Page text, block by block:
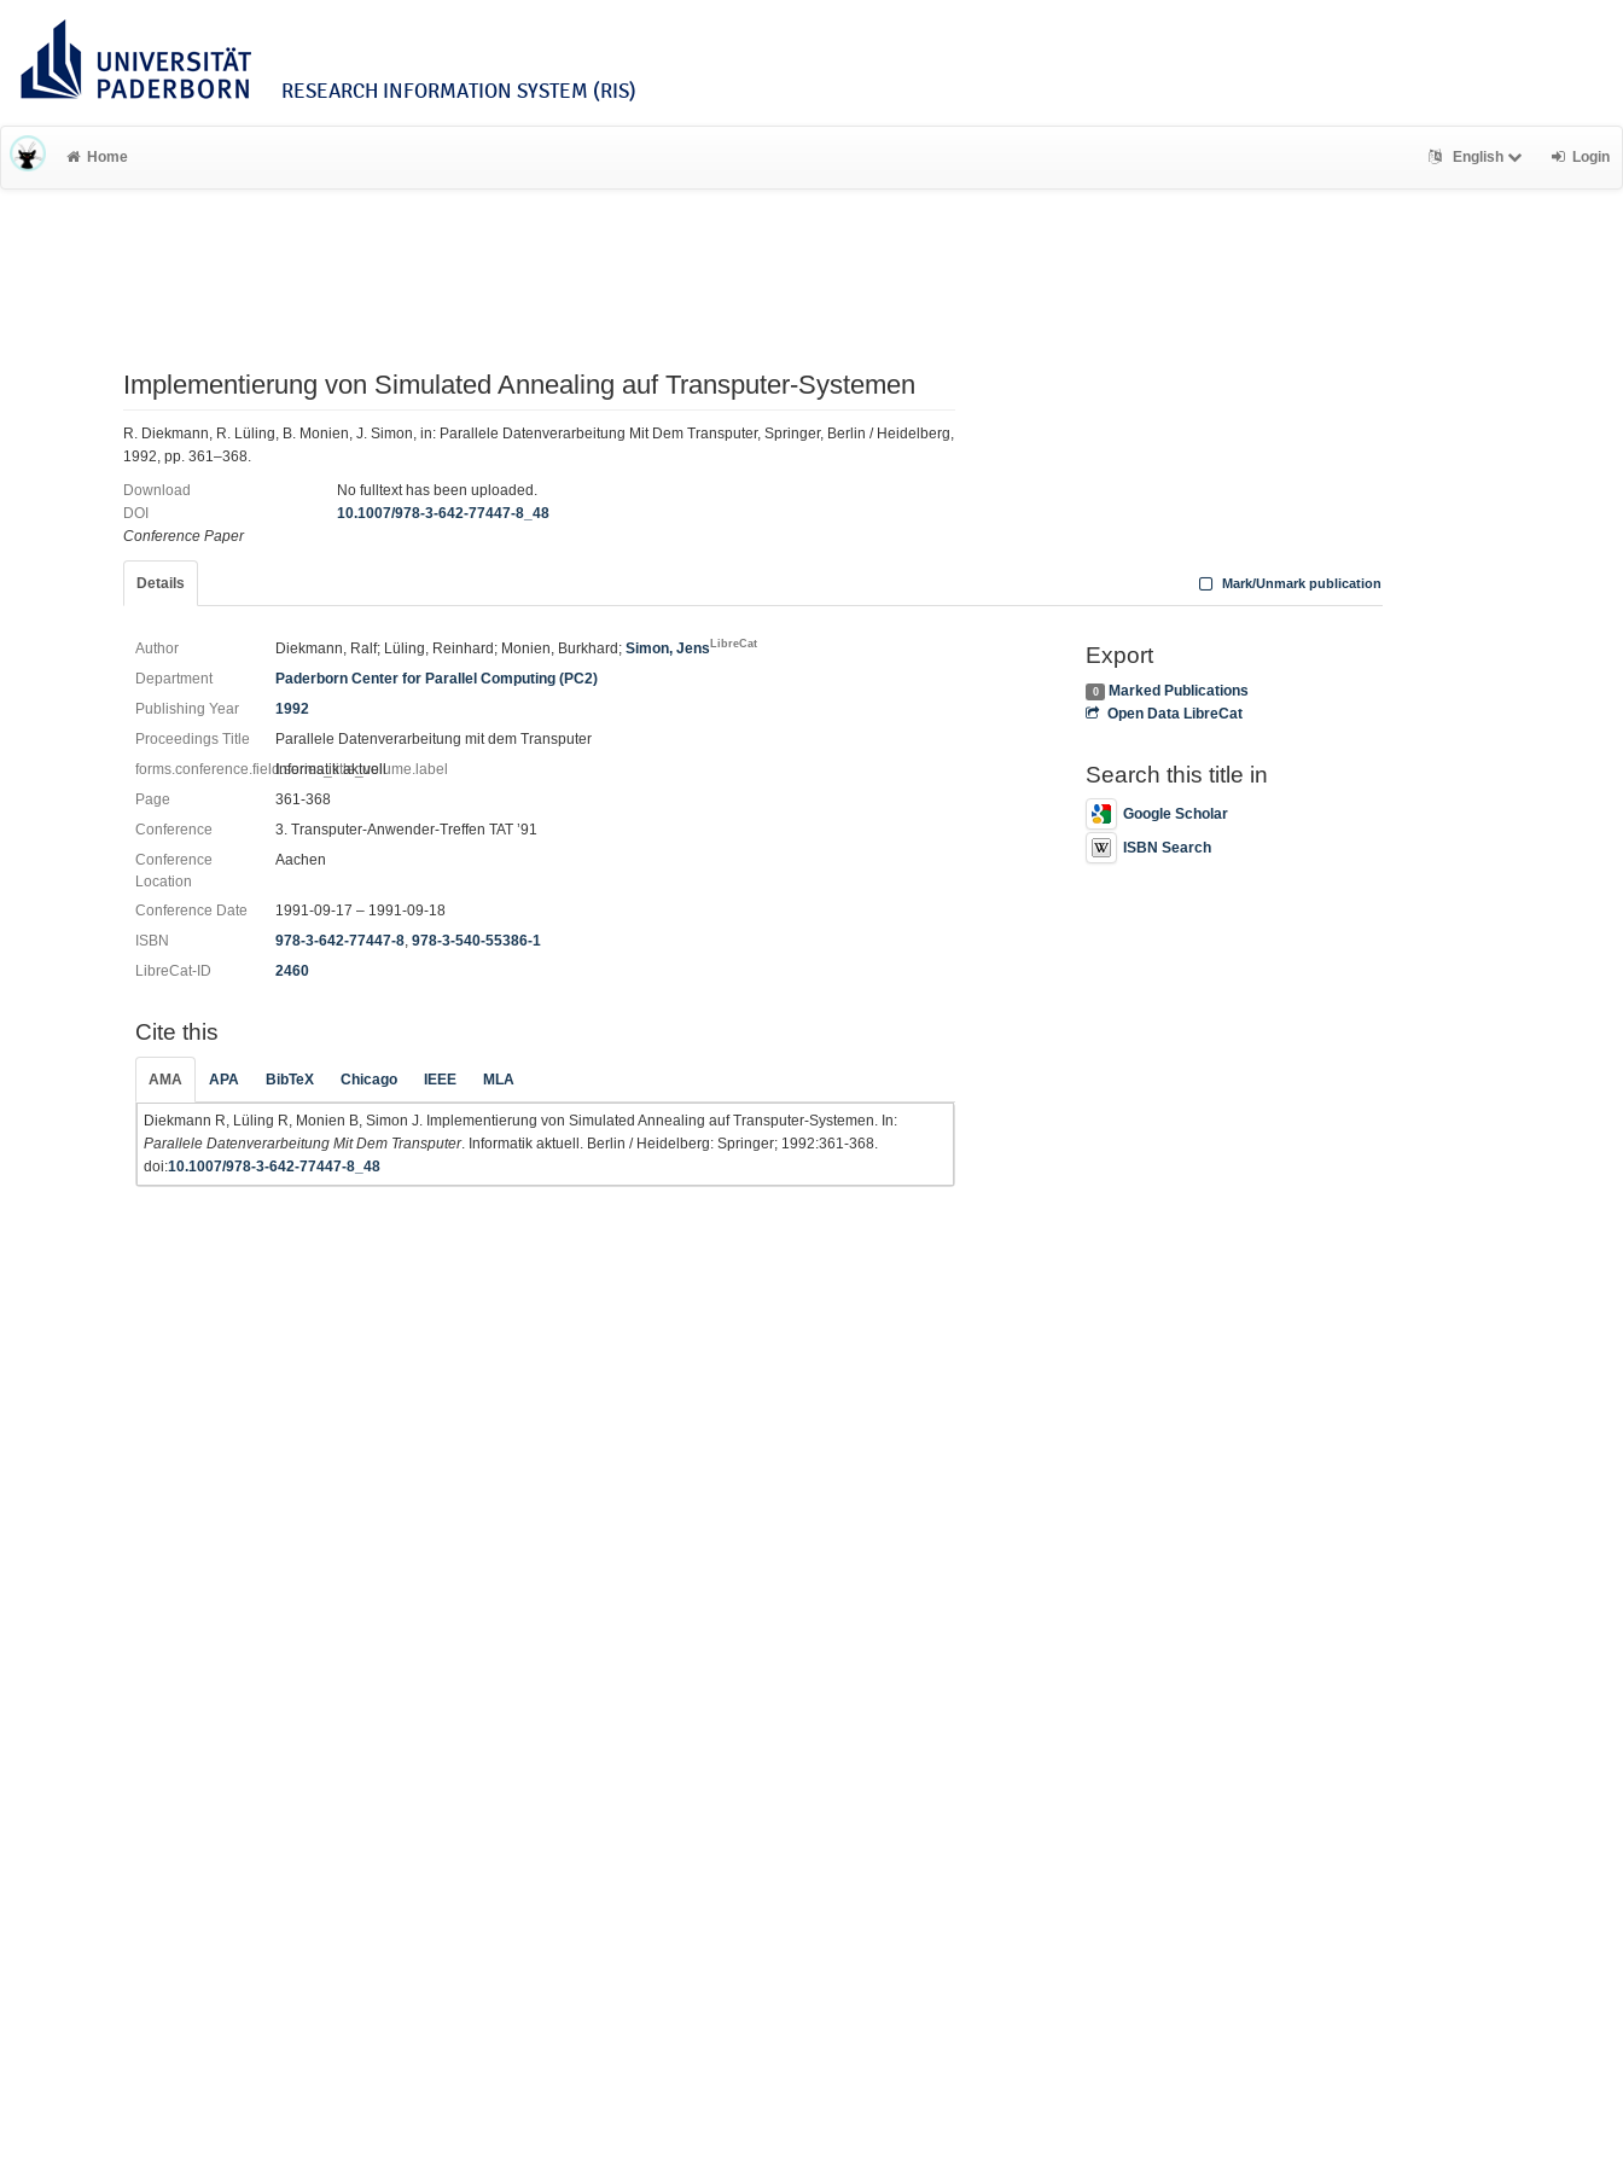
RESEARCH INFORMATION SYSTEM (RIS)
Home English Login
Implementierung von Simulated Annealing auf Transputer-Systemen
R. Diekmann, R. Lüling, B. Monien, J. Simon, in: Parallele Datenverarbeitung Mit Dem Transputer, Springer, Berlin / Heidelberg,
1992, pp. 361–368.
Download
No fulltext has been uploaded.
DOI
10.1007/978-3-642-77447-8_48
Conference Paper
Details Mark/Unmark publication
Author Diekmann, Ralf; Lüling, Reinhard; Monien, Burkhard;Simon, JensLibreCat
Department
Paderborn Center for Parallel Computing (PC2)
Publishing Year
1992
Proceedings Title
Parallele Datenverarbeitung mit dem Transputer
forms.conference.field.series_title_volume.label
Informatik aktuell
Page
361-368
Conference
3. Transputer-Anwender-Treffen TAT ’91
Conference
Location
Aachen
Conference Date
1991-09-17 – 1991-09-18
ISBN
978-3-642-77447-8,978-3-540-55386-1
LibreCat-ID
2460
Cite this
AMA APA BibTeX Chicago IEEE MLA
Diekmann R, Lüling R, Monien B, Simon J. Implementierung von Simulated Annealing auf Transputer-Systemen. In:
Parallele Datenverarbeitung Mit Dem Transputer. Informatik aktuell. Berlin / Heidelberg: Springer; 1992:361-368.
doi:10.1007/978-3-642-77447-8_48
Export
0
Marked Publications
Open Data LibreCat
Search this title in
Google Scholar
ISBN Search